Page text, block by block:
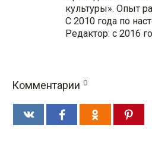
культуры». Опыт
С 2010 года по
Редактор: с 2016
Комментарии 0